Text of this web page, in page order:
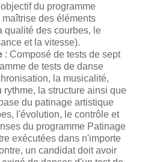
du programme
des éléments
qualité des courbes, le
et la vitesse).
: Composé de tests de sept
de tests de danse
la musicalité,
rythme, la structure ainsi que
du patinage artistique
l'évolution, le contrôle et
du programme Patinage
exécutées dans n'importe
un candidat doit avoir